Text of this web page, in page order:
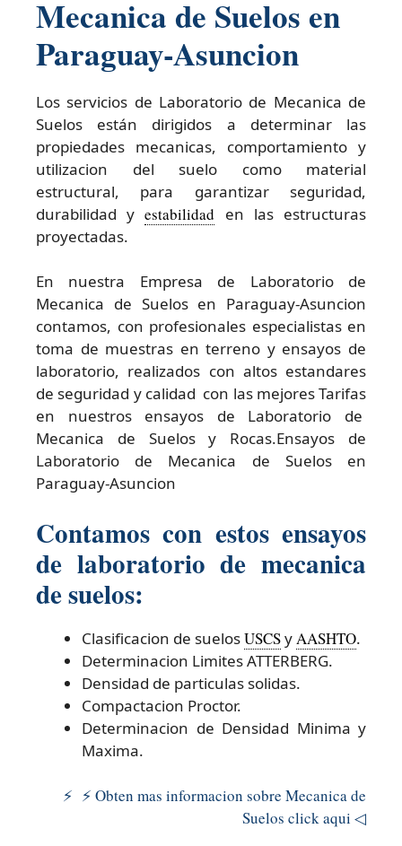
Mecanica de Suelos en
Paraguay-Asuncion
Los servicios de Laboratorio de Mecanica de
Suelos están dirigidos a determinar las
propiedades mecanicas, comportamiento y
utilizacion del suelo como material
estructural, para garantizar seguridad,
durabilidad yestabilidad en las estructuras
proyectadas.
En nuestra Empresa de Laboratorio de
Mecanica de Suelos en Paraguay-Asuncion
contamos, con profesionales especialistas en
toma de muestras en terreno y ensayos de
laboratorio, realizados con altos estandares
de seguridad y calidad con las mejores Tarifas
en nuestros ensayos de Laboratorio de
Mecanica de Suelos y Rocas.Ensayos de
Laboratorio de Mecanica de Suelos en
Paraguay-Asuncion
Contamos con estos ensayos
de laboratorio de mecanica
de suelos:
Clasificacion de suelosUSCSy AASHTO.
Determinacion Limites ATTERBERG.
Densidad de particulas solidas.
Compactacion Proctor.
Determinacion de Densidad Minima y
Maxima.
⚡ ⚡ Obten mas informacion sobre Mecanica de
Suelos click aqui ◁